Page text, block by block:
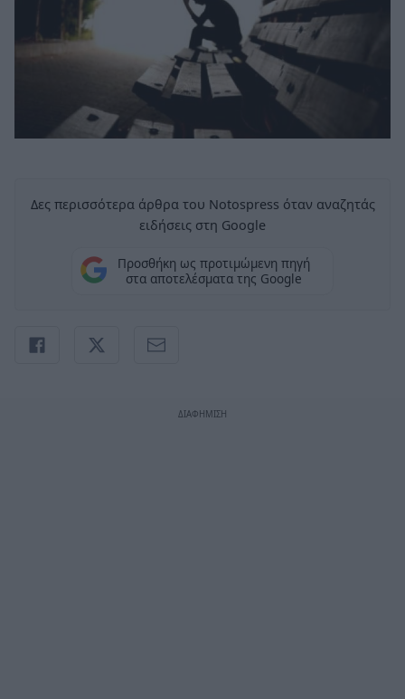
Δες περισσότερα άρθρα του Notospress όταν αναζητάς
ειδήσεις στη Google
Προσθήκη ως προτιμώμενη πηγή
στα αποτελέσματα της Google